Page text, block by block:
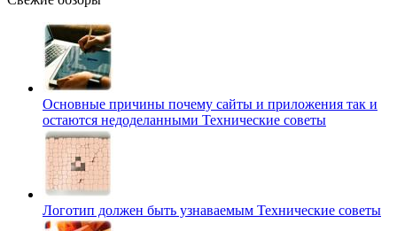
Основные причины почему сайты и приложения так и
остаются недоделанными Технические советы
Логотип должен быть узнаваемым Технические советы